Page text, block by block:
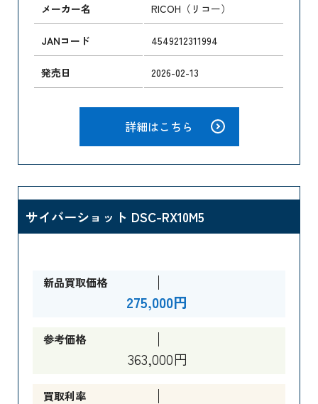
メーカー名 RICOH（リコー）
JANコード 4549212311994
発売日 2026-02-13
詳細はこちら
サイバーショット DSC-RX10M5
新品買取価格
275,000円
参考価格
363,000円
買取利率